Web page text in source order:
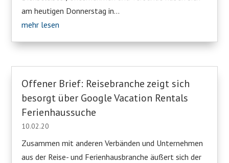
am heutigen Donnerstag in...
mehr lesen
Offener Brief: Reisebranche zeigt sich
besorgt über Google Vacation Rentals
Ferienhaussuche
10.02.20
Zusammen mit anderen Verbänden und Unternehmen
aus der Reise- und Ferienhausbranche äußert sich der